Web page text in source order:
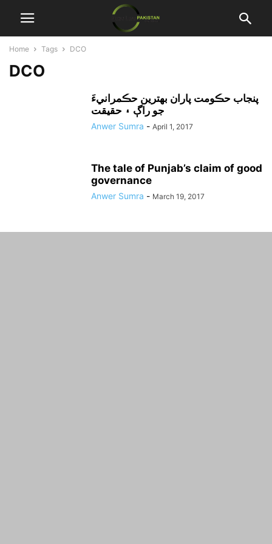
Home Tags DCO
DCO
پنجاب حڪومت پاران بهترين حڪمرانيءَ
جو راڳ ۽ حقيقت
Anwer Sumra - April 1, 2017
The tale of Punjab’s claim of good
governance
Anwer Sumra - March 19, 2017